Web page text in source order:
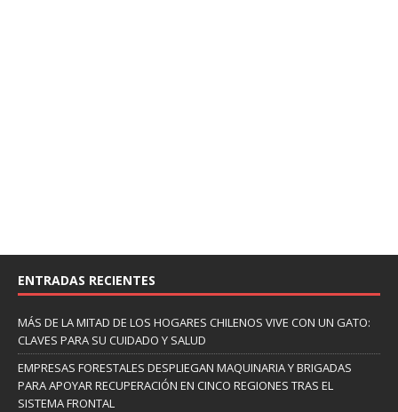
ENTRADAS RECIENTES
MÁS DE LA MITAD DE LOS HOGARES CHILENOS VIVE CON UN GATO:
CLAVES PARA SU CUIDADO Y SALUD
EMPRESAS FORESTALES DESPLIEGAN MAQUINARIA Y BRIGADAS
PARA APOYAR RECUPERACIÓN EN CINCO REGIONES TRAS EL
SISTEMA FRONTAL